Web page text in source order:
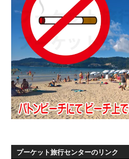
プーケット旅行センターのリンク